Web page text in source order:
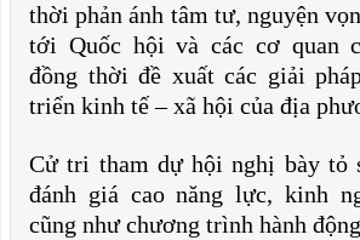
thời phản ánh tâm tư, nguyện
tới Quốc hội và các cơ quan
đồng thời đề xuất các giải
triển kinh tế – xã hội của địa
Cử tri tham dự hội nghị bày tỏ
đánh giá cao năng lực, kinh
cũng như chương trình hành